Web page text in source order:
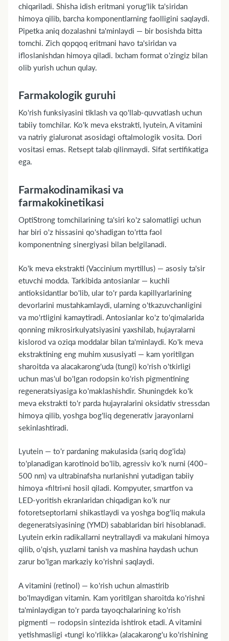
chiqariladi. Shisha idish eritmani yorug'lik ta'siridan
himoya qilib, barcha komponentlarning faolligini saqlaydi.
Pipetka aniq dozalashni ta'minlaydi — bir bosishda bitta
tomchi. Zich qopqoq eritmani havo ta'siridan va
ifloslanishdan himoya qiladi. Ixcham format o'zingiz bilan
olib yurish uchun qulay.
Farmakologik guruhi
Ko'rish funksiyasini tiklash va qo'llab-quvvatlash uchun
tabiiy tomchilar. Ko'k meva ekstrakti, lyutein, A vitamini
va natriy gialuronat asosidagi oftalmologik vosita. Dori
vositasi emas. Retsept talab qilinmaydi. Sifat sertifikatiga
ega.
Farmakodinamikasi va
farmakokinetikasi
OptiStrong tomchilarining ta'siri ko'z salomatligi uchun
har biri o'z hissasini qo'shadigan to'rtta faol
komponentning sinergiyasi bilan belgilanadi.
Ko'k meva ekstrakti (Vaccinium myrtillus) — asosiy ta'sir
etuvchi modda. Tarkibida antosianlar — kuchli
antioksidantlar bo'lib, ular to'r parda kapillyarlarining
devorlarini mustahkamlaydi, ularning o'tkazuvchanligini
va mo'rtligini kamaytiradi. Antosianlar ko'z to'qimalarida
qonning mikrosirkulyatsiyasini yaxshilab, hujayralarni
kislorod va oziqa moddalar bilan ta'minlaydi. Ko'k meva
ekstraktining eng muhim xususiyati — kam yoritilgan
sharoitda va alacakarong'uda (tungi) ko'rish o'tkirligi
uchun mas'ul bo'lgan rodopsin ko'rish pigmentining
regeneratsiyasiga ko'maklashishdir. Shuningdek ko'k
meva ekstrakti to'r parda hujayralarini oksidativ stressdan
himoya qilib, yoshga bog'liq degenerativ jarayonlarni
sekinlashtiradi.
Lyutein — to'r pardaning makulasida (sariq dog'ida)
to'planadigan karotinoid bo'lib, agressiv ko'k nurni (400–
500 nm) va ultrabinafsha nurlanishni yutadigan tabiiy
himoya «filtri»ni hosil qiladi. Kompyuter, smartfon va
LED-yoritish ekranlaridan chiqadigan ko'k nur
fotoretseptorlarni shikastlaydi va yoshga bog'liq makula
degeneratsiyasining (YMD) sabablaridan biri hisoblanadi.
Lyutein erkin radikallarni neytrallaydi va makulani himoya
qilib, o'qish, yuzlarni tanish va mashina haydash uchun
zarur bo'lgan markaziy ko'rishni saqlaydi.
A vitamini (retinol) — ko'rish uchun almastirib
bo'lmaydigan vitamin. Kam yoritilgan sharoitda ko'rishni
ta'minlaydigan to'r parda tayoqchalarining ko'rish
pigmenti — rodopsin sintezida ishtirok etadi. A vitamini
yetishmasligi «tungi ko'rlikka» (alacakarong'u ko'rishining